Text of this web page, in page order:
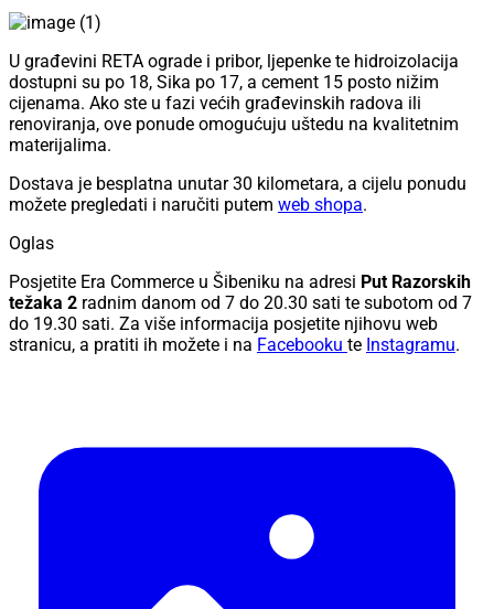
U građevini RETA ograde i pribor, ljepenke te hidroizolacija
dostupni su po 18, Sika po 17, a cement 15 posto nižim
cijenama. Ako ste u fazi većih građevinskih radova ili
renoviranja, ove ponude omogućuju uštedu na kvalitetnim
materijalima.
Dostava je besplatna unutar 30 kilometara, a cijelu ponudu
možete pregledati i naručiti putem web shopa.
Oglas
Posjetite Era Commerce u Šibeniku na adresi Put Razorskih
težaka 2 radnim danom od 7 do 20.30 sati te subotom od 7
do 19.30 sati. Za više informacija posjetite njihovu web
stranicu, a pratiti ih možete i na Facebooku te Instagramu.